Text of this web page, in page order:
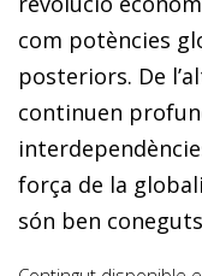
com potències
posteriors. De
continuen
força de la
són ben